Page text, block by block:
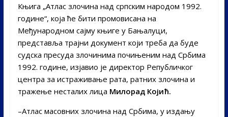
Књига „Атлас злочина над српским народом 1992.
године“, која ће бити промовисана на
Међународном сајму књиге у Бањалуци,
представља трајни документ који треба да буде
судска пресуда злочинима почињеним над Србима
1992. године, изјавио је директор Републичког
центра за истраживање рата, ратних злочина и
тражење несталих лица Милорад Којић.
–Атлас масовних злочина над Србима, у издању